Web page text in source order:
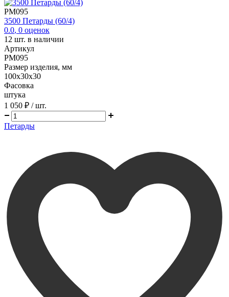
PM095
3500 Петарды (60/4)
0.0, 0 оценок
12 шт. в наличии
Артикул
PM095
Размер изделия, мм
100х30х30
Фасовка
штука
1 050 ₽ / шт.
Петарды